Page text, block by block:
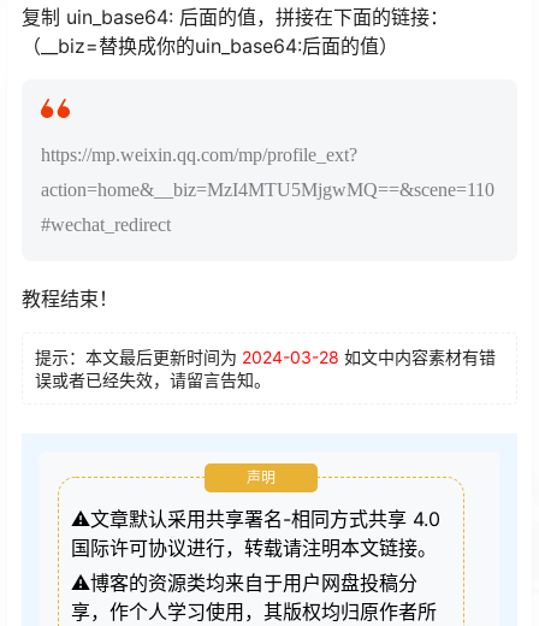
复制 uin_base64: 后面的值，拼接在下面的链接：
（__biz=替换成你的uin_base64:后面的值）
https://mp.weixin.qq.com/mp/profile_ext?
action=home&__biz=MzI4MTU5MjgwMQ==&scene=110
#wechat_redirect
教程结束！
提示：本文最后更新时间为 2024-03-28 如文中内容素材有错
误或者已经失效，请留言告知。
声明
⚠️文章默认采用共享署名-相同方式共享 4.0
国际许可协议进行，转载请注明本文链接。
⚠️博客的资源类均来自于用户网盘投稿分
享，作个人学习使用，其版权均归原作者所